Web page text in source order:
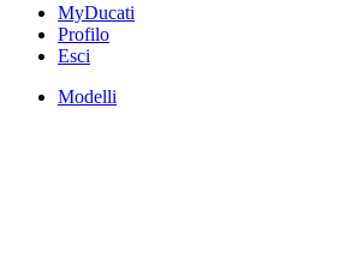
MyDucati
Profilo
Esci
Modelli